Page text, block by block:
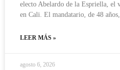
electo Abelardo de la Espriella, el
en Cali. El mandatario, de 48
LEER MÁS »
agosto 6, 2026